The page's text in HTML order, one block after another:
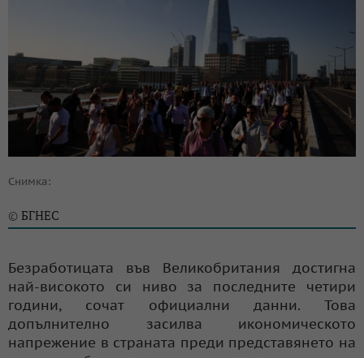
Снимка:
© БГНЕС
Безработицата във Великобритания достигна
най-високото си ниво за последните четири
години, сочат официални данни. Това
допълнително засилва икономическото
напрежение в страната преди представянето на